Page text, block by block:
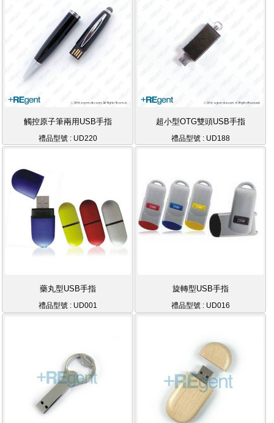
觸控原子筆兩用USB手指
禮品型號 : UD220
超小型OTG雙頭USB手指
禮品型號 : UD188
藥丸型USB手指
禮品型號 : UD001
旋轉型USB手指
禮品型號 : UD016